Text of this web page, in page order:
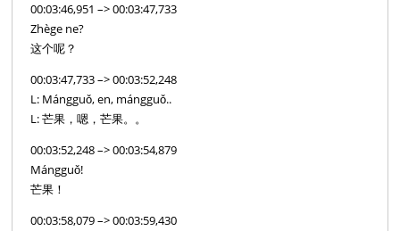
00:03:46,951 –> 00:03:47,733
Zhège ne?
这个呢？
00:03:47,733 –> 00:03:52,248
L: Mángguǒ, en, mángguǒ..
L: 芒果，嗯，芒果。。
00:03:52,248 –> 00:03:54,879
Mángguǒ!
芒果！
00:03:58,079 –> 00:03:59,430